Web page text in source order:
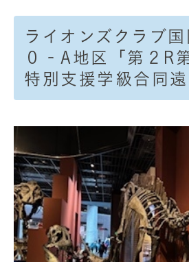
ライオンズクラブ国
０‐A地区「第２R
特別支援学級合同遠